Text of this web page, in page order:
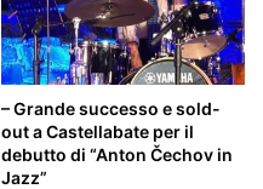
– Grande successo e sold-
out a Castellabate per il
debutto di “Anton Čechov in
Jazz”